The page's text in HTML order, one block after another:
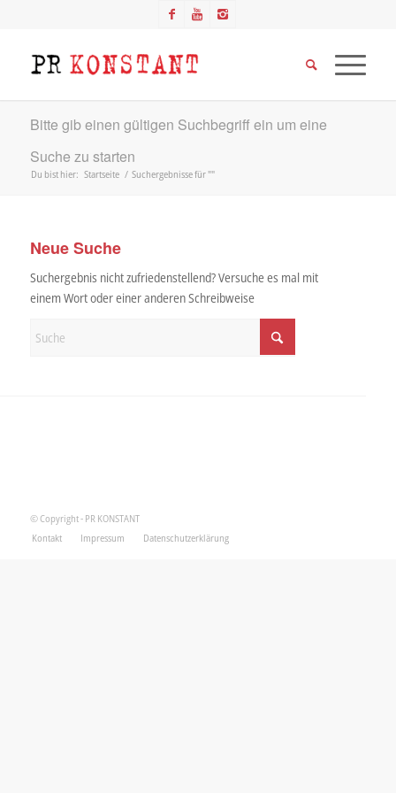
Bitte gib einen gültigen Suchbegriff ein um eine
Suche zu starten
Du bist hier: Startseite / Suchergebnisse für ""
Neue Suche
Suchergebnis nicht zufriedenstellend? Versuche es mal mit
einem Wort oder einer anderen Schreibweise
© Copyright - PR KONSTANT
Kontakt
Impressum Datenschutzerklärung